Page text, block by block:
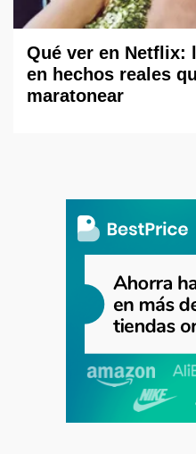
Qué ver en Netflix:
en hechos reales
maratonear